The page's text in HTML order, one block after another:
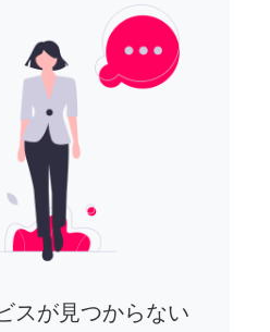
スが見つからない